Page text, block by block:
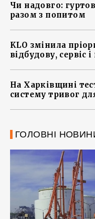
Чи надовго:
разом з попитом
KLO змінила
відбудову, сервіс
На Харківщині
систему тривог
ГОЛОВНІ